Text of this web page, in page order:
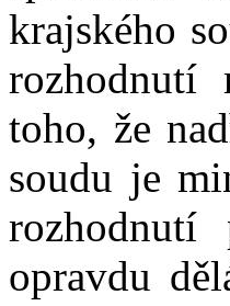
krajského
rozhodnutí
toho, že
soudu je
rozhodnutí
opravdu